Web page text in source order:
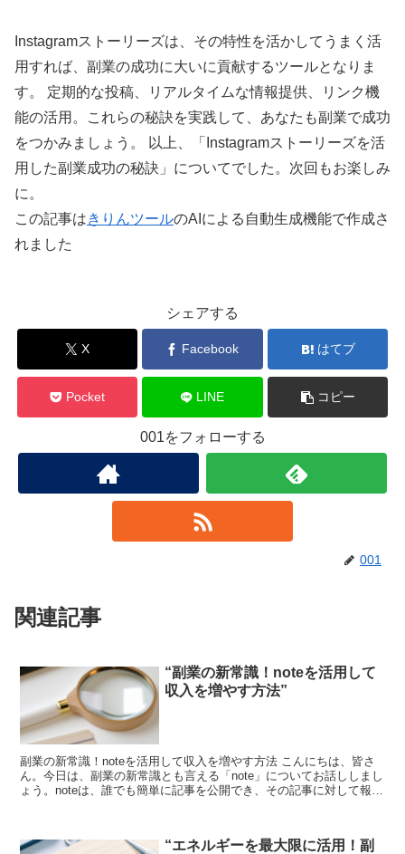
Instagramストーリーズは、その特性を活かしてうまく活
用すれば、副業の成功に大いに貢献するツールとなりま
す。 定期的な投稿、リアルタイムな情報提供、リンク機
能の活用。これらの秘訣を実践して、あなたも副業で成功
をつかみましょう。 以上、「Instagramストーリーズを活
用した副業成功の秘訣」についてでした。次回もお楽しみ
に。
この記事はきりんツールのAIによる自動生成機能で作成さ
れました
シェアする
X Facebook はてブ
Pocket LINE コピー
001をフォローする
001
関連記事
“副業の新常識！noteを活用して
収入を増やす方法”
副業の新常識！noteを活用して収入を増やす方法 こんにちは、皆さ
ん。今日は、副業の新常識とも言える「note」についてお話ししまし
ょう。noteは、誰でも簡単に記事を公開でき、その記事に対して報酬
“エネルギーを最大限に活用！副